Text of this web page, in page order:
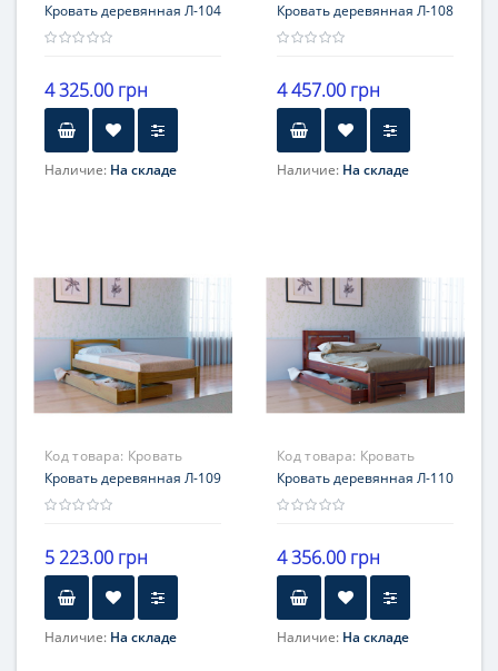
Л-104
Кровать деревянная Л-104
4 325.00 грн
Наличие: На складе
деревянная Л-108
Кровать деревянная Л-108
4 457.00 грн
Наличие: На складе
Код товара: Кровать
Л-109
Кровать деревянная Л-109
5 223.00 грн
Наличие: На складе
Код товара: Кровать
деревянная Л-110
Кровать деревянная Л-110
4 356.00 грн
Наличие: На складе